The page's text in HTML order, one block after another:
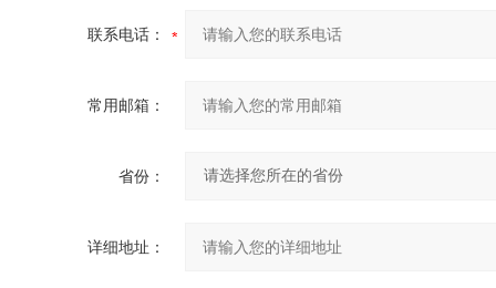
联系电话：
常用邮箱：
省份：
详细地址：